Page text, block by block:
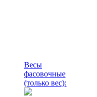
Весы
фасовочные
(только вес):